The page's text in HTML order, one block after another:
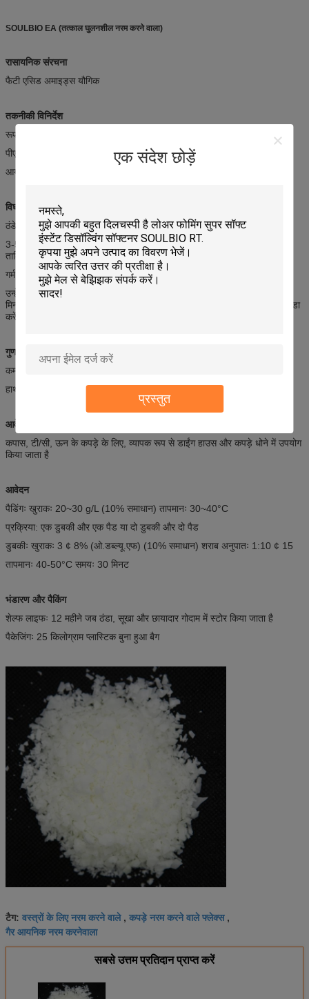
एक संदेश छोड़ें
प्रस्तुत
SOULBIO EA (तत्काल घुलनशील नरम करने वाला)
रासायनिक संरचना
फैटी एसिड अमाइड्स यौगिक
तकनीकी विनिर्देश
रूपः पीले रंग के टुकड़े
पीएच मानः 3 ¢ 5 ((5 ¢ 10% समाधान)
आयनिकताः कमजोर कैटियनिक
विघटन विधि
ठंडे पानी मेंः फ्लेक्स को पानी में मिलाएं ((30°C) धीरे-धीरे 5-10% के अनुपात में मिलाएं
3-5 मिनट के लिए, फिर उन्हें 1-2 घंटे के लिए अलग रखें, उन्हें धीरे-धीरे फिर से मिलाएं
ताकि एक समान पेस्ट प्राप्त हो सके।
गर्म पानीःफ्लेक्स को पानी में (कमरे के तापमान) धीरे-धीरे 5-10% के अनुपात में मिलाएं।
उन्हें 3-5 मिनट के लिए मिलाएं, 50-60 डिग्री सेल्सियस तक गर्म करें और उन्हें 30-60
मिनट के लिए फिर से मिलाएं जब तक कि फ्लेक्स एक समान पेस्ट न बन जाए, फिर इसे ठंडा
करें।
गुण
कम पीले रंग के कपड़े को नरम और पूर्ण हैंडल दें
हाथ को नरम और लोचदार महसूस कराएं
आवेदन का क्षेत्र
कपास, टी/सी, ऊन के कपड़े के लिए, व्यापक रूप से डाईंग हाउस और कपड़े धोने में उपयोग
किया जाता है
आवेदन
पैडिंगः खुराकः 20~30 g/L (10% समाधान) तापमानः 30~40°C
प्रक्रिया: एक डुबकी और एक पैड या दो डुबकी और दो पैड
डुबकीः खुराकः 3 ¢ 8% (ओ.डब्ल्यू.एफ) (10% समाधान) शराब अनुपातः 1:10 ¢ 15
तापमानः 40-50°C समयः 30 मिनट
भंडारण और पैकिंग
शेल्फ लाइफः 12 महीने जब ठंडा, सूखा और छायादार गोदाम में स्टोर किया जाता है
पैकेजिंगः 25 किलोग्राम प्लास्टिक बुना हुआ बैग
टैग: वस्त्रों के लिए नरम करने वाले, कपड़े नरम करने वाले फ्लेक्स,
गैर आयनिक नरम करनेवाला
सबसे उत्तम प्रतिदान प्राप्त करें